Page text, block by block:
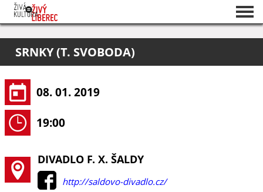
O projektu
Pořadatelé
SRNKY (T. SVOBODA)
08. 01. 2019
19:00
DIVADLO F. X. ŠALDY
http://saldovo-divadlo.cz/